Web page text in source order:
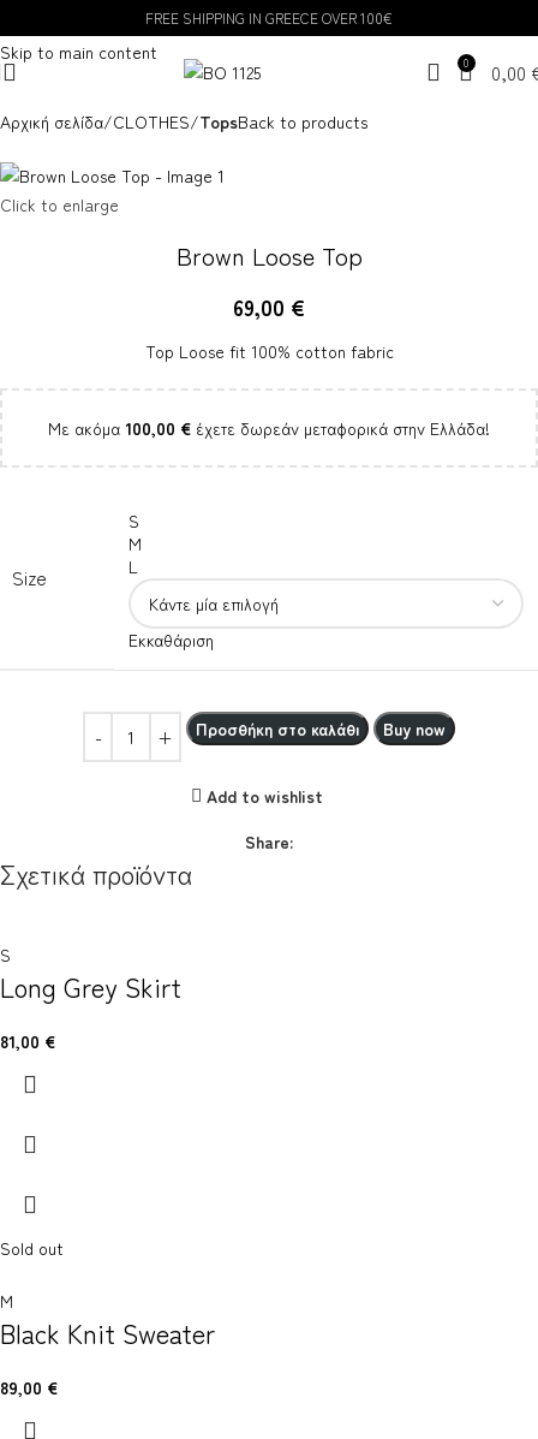
Skip to main content
FREE SHIPPING IN GREECE OVER 100€
0 0,00
Αρχική σελίδα CLOTHES TopsBack to products
Click to enlarge
Brown Loose Top
69,00 €
Top Loose fit 100% cotton fabric
Με ακόμα 100,00 € έχετε δωρεάν μεταφορικά στην Ελλάδα!
Size
S
M
L
Εκκαθάριση
Προσθήκη στο καλάθι Buy now
Add to wishlist
Share:
Σχετικά προϊόντα
S
Long Grey Skirt
81,00 €
Sold out
M
Black Knit Sweater
89,00 €